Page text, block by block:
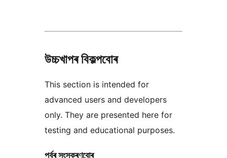
উচ্চখাপৰ বিকল্পবোৰ
This section is intended for
advanced users and developers
only. They are presented here for
testing and educational purposes.
পূৰ্বৰ সংস্কৰণবোৰ